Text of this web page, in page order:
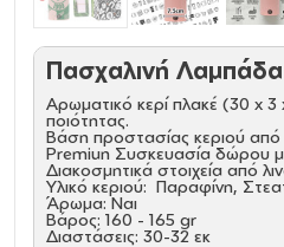
Πασχαλινή Λαμπάδα
Αρωματικό κερί πλακέ (30 x
ποιότητας.
Βάση προστασίας κεριού
Premiun Συσκευασία δώρου
Διακοσμητικά στοιχεία από
Υλικό κεριού: Παραφίνη,
Άρωμα: Ναι
Βάρος: 160 - 165 gr
Διαστάσεις: 30-32 εκ